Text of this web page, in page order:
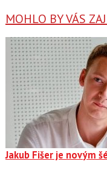
MOHLO BY VÁS
Jakub Fišer je novým